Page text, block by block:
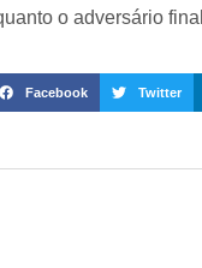
o adversário
Facebook Twitter